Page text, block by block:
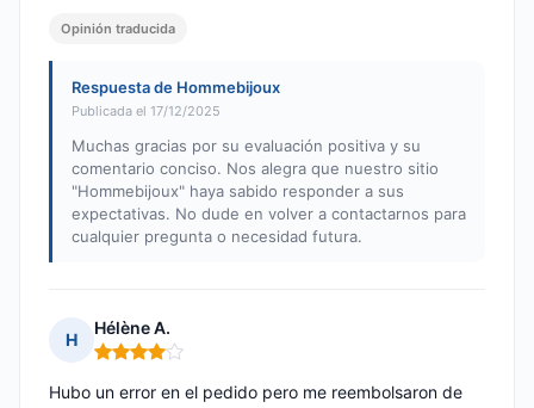
Opinión traducida
Respuesta de Hommebijoux
Publicada el 17/12/2025
Muchas gracias por su evaluación positiva y su
comentario conciso. Nos alegra que nuestro sitio
"Hommebijoux" haya sabido responder a sus
expectativas. No dude en volver a contactarnos para
cualquier pregunta o necesidad futura.
H
Hélène A.
Nota: 4 de 5
Hubo un error en el pedido pero me reembolsaron de